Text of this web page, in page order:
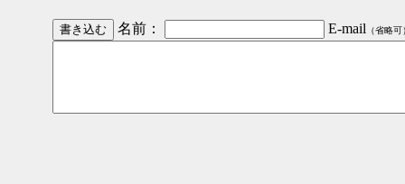
名前： E-mail （省略可